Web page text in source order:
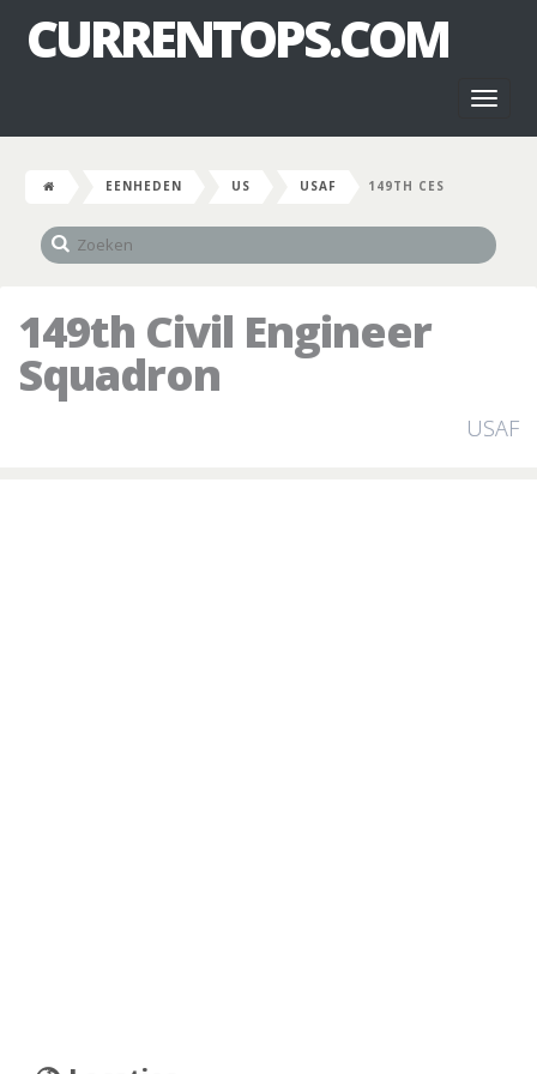
CURRENTOPS.COM
EENHEDEN US USAF 149TH CES
149th Civil Engineer
Squadron
USAF